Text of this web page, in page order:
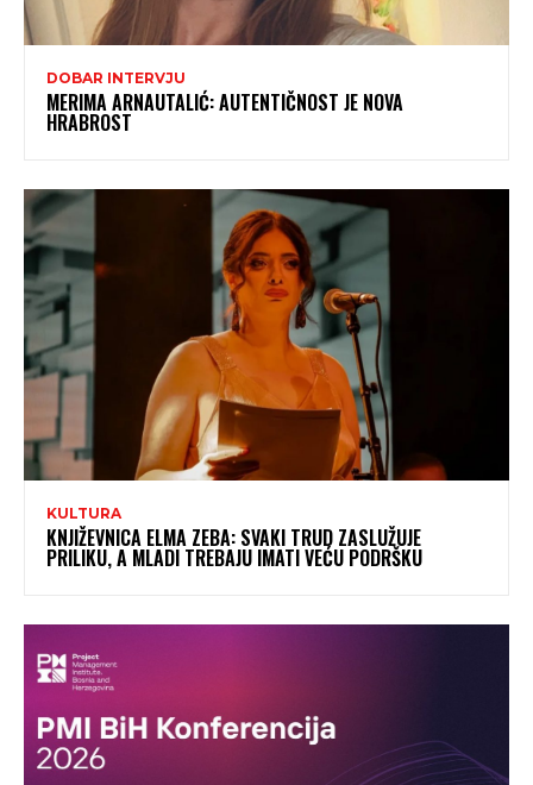
DOBAR INTERVJU
MERIMA ARNAUTALIĆ: AUTENTIČNOST JE NOVA
HRABROST
KULTURA
KNJIŽEVNICA ELMA ZEBA: SVAKI TRUD ZASLUŽUJE
PRILIKU, A MLADI TREBAJU IMATI VEĆU PODRŠKU